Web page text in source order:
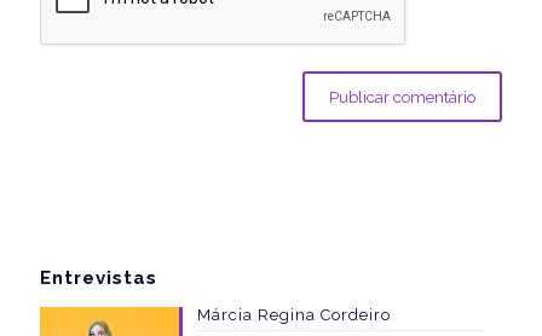
Entrevistas
Márcia Regina Cordeiro